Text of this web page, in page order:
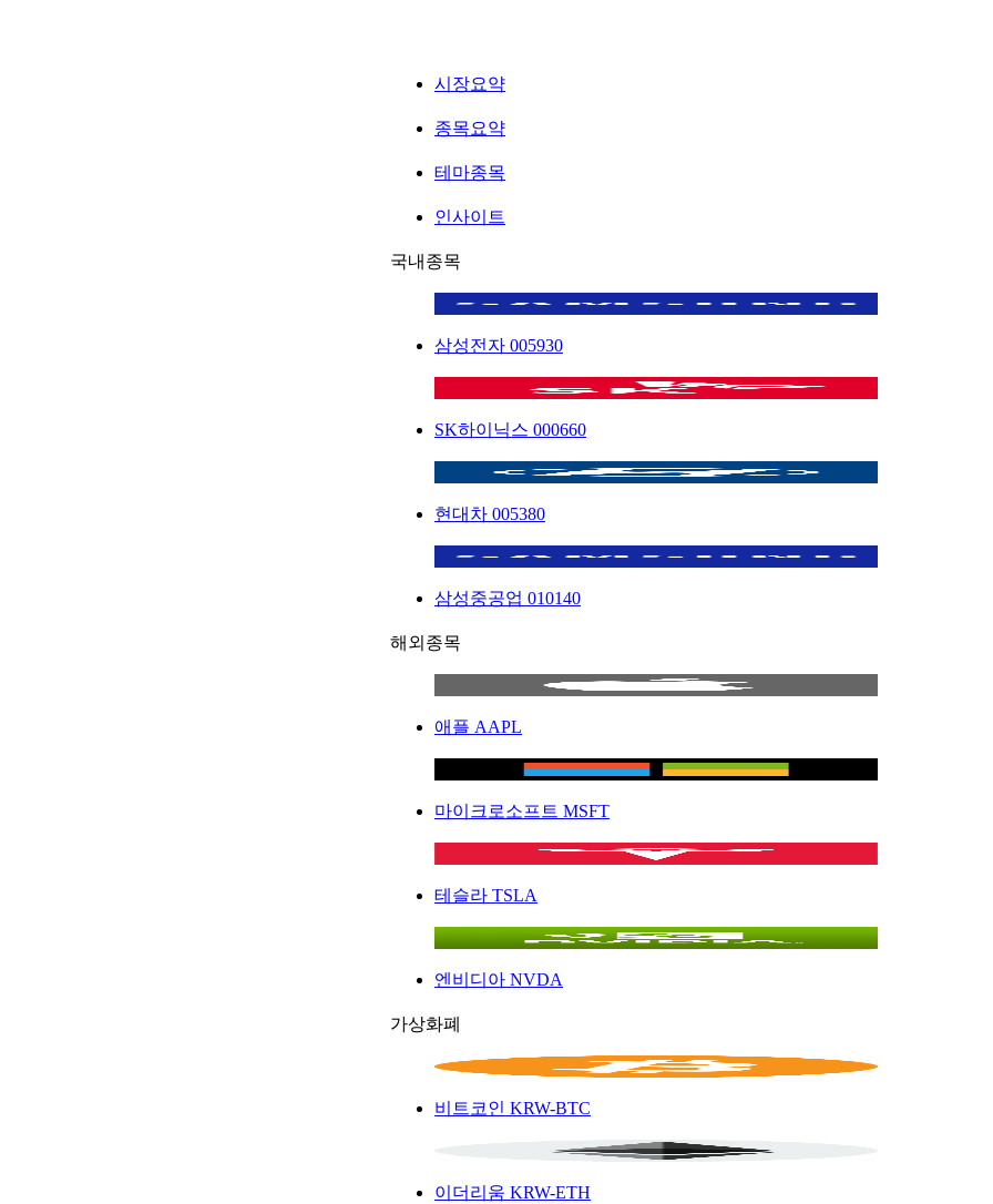
시장요약
종목요약
테마종목
인사이트
국내종목
삼성전자 005930
SK하이닉스 000660
현대차 005380
삼성중공업 010140
해외종목
애플 AAPL
마이크로소프트 MSFT
테슬라 TSLA
엔비디아 NVDA
가상화폐
비트코인 KRW-BTC
이더리움 KRW-ETH